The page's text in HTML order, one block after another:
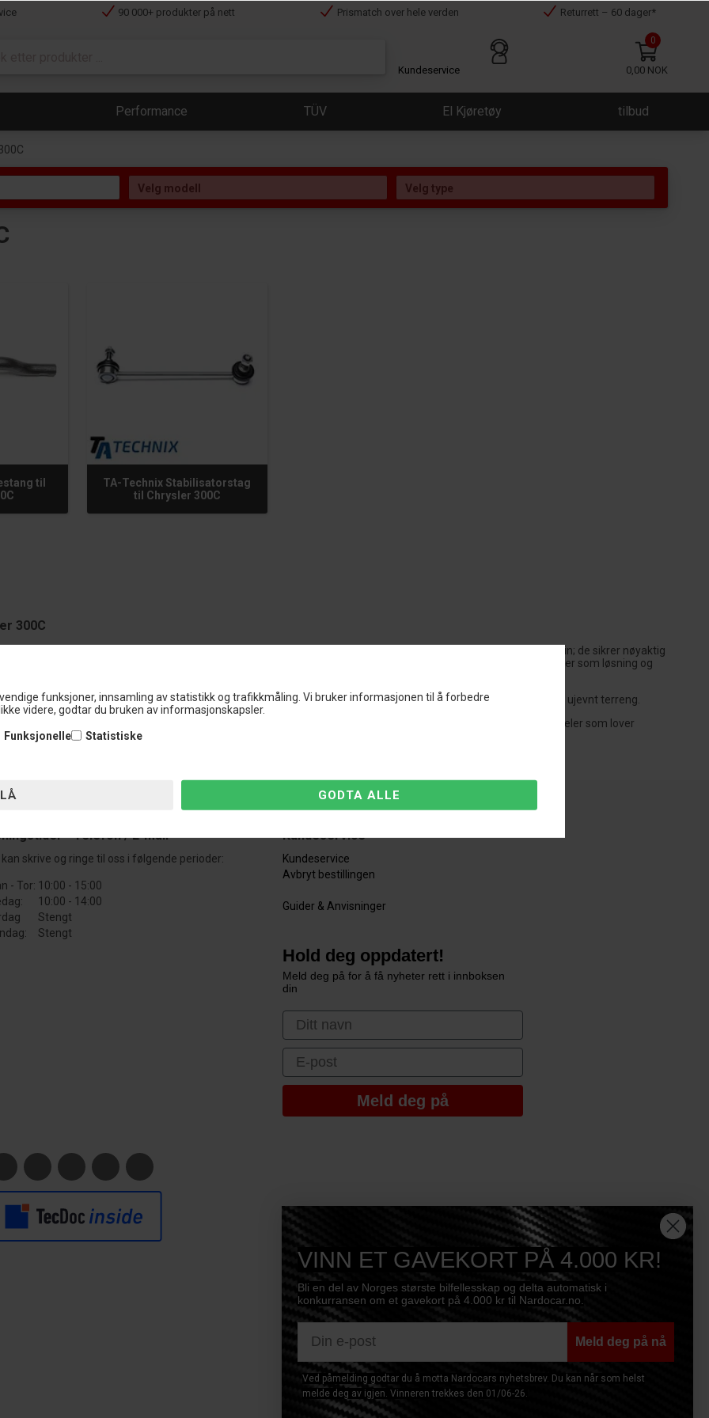
funksjoner, innsamling av statistikk og trafikkmåling. Vi bruker informasjonen til å forbedre
videre, godtar du bruken av informasjonskapsler.
Funksjonelle
Statistiske
90 000+ produkter på nett Prismatch over hele verden Returrett – 60 dager*
Kundeservice
0
0,00 NOK
Performance TÜV El Kjøretøy tilbud
til
TA-Technix Stabilisatorstag
til Chrysler 300C
300C
for å forsterke Chrysler 300C ytelse og sikkerhet. Styringskomponentene er kritiske for kjøreopplevelsen din; de sikrer nøyaktig
slitasje og korrosjon slite på disse essensielle delene, noe som resulterer i potensielt farlige situasjoner som løsning og
for å bevare din bil i toppform, spesielt hvis du ofte navigerer i krevende omgivelser som dårlige veier eller ujevnt terreng.
kvalitet og innovasjon, slik at du kan utføre utskiftninger med tillit. Oppgrader din Chrysler 300C med deler som lover
- Telefon / E-mail
kan skrive og ringe til oss i følgende perioder:
- Tor: 10:00 - 15:00
10:00 - 14:00
Stengt
Stengt
Kundeservice
Kundeservice
Avbryt bestillingen
Guider & Anvisninger
Hold deg oppdatert!
Meld deg på for å få nyheter rett i innboksen
din
First Name
Email
Meld deg på
VINN ET GAVEKORT PÅ 4.000 KR!
Bli en del av Norges største bilfellesskap og delta automatisk i
konkurransen om et gavekort på 4.000 kr til Nardocar.no.
Meld deg på nå
Ved påmelding godtar du å motta Nardocars nyhetsbrev. Du kan når som helst
melde deg av igjen. Vinneren trekkes den 01/06-26.